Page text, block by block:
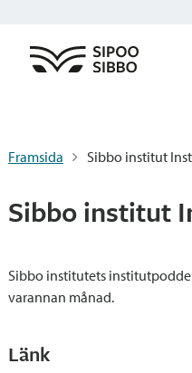
Framsida Sibbo institut
Sibbo institut
Sibbo institutets
varannan månad.
Länk